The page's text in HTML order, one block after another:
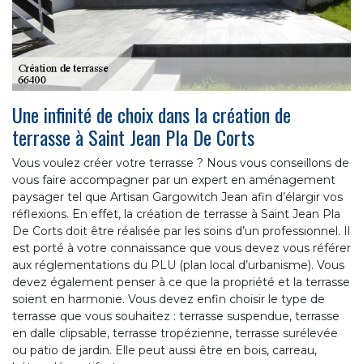
Une infinité de choix dans la création de
terrasse à Saint Jean Pla De Corts
Vous voulez créer votre terrasse ? Nous vous conseillons de
vous faire accompagner par un expert en aménagement
paysager tel que Artisan Gargowitch Jean afin d’élargir vos
réflexions. En effet, la création de terrasse à Saint Jean Pla
De Corts doit être réalisée par les soins d’un professionnel. Il
est porté à votre connaissance que vous devez vous référer
aux réglementations du PLU (plan local d’urbanisme). Vous
devez également penser à ce que la propriété et la terrasse
soient en harmonie. Vous devez enfin choisir le type de
terrasse que vous souhaitez : terrasse suspendue, terrasse
en dalle clipsable, terrasse tropézienne, terrasse surélevée
ou patio de jardin. Elle peut aussi être en bois, carreau,